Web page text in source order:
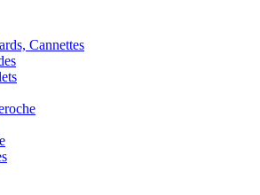
Cannettes